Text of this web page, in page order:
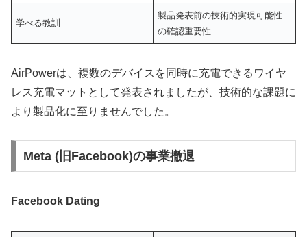
学べる教訓
製品発表前の技術的実現可能性
の確認重要性
AirPowerは、複数のデバイスを同時に充電できるワイヤ
レス充電マットとして発表されましたが、技術的な課題に
より製品化に至りませんでした。
Meta (旧Facebook)の事業撤退
Facebook Dating